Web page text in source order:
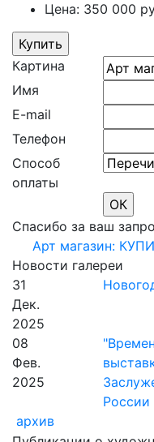
Цена: 350 000
Картина
Имя
E-mail
Телефон
Способ
оплаты
Спасибо за ваш
Арт магазин:
Новости галереи
31
Дек.
2025
08
Фев.
2025
России
архив